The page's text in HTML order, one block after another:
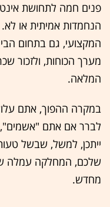
פנים חמה לתחושת
הנחמדות אמיתית או לא.
המקצועי, גם בתחום
מערך הכוחות, ולזכור
המלאה.
במקרה ההפוך, אתם
לברר אם אתם "אשמים",
ייתכן, למשל, שבשל
שלכם, המחלקה עמלה
מחדש.